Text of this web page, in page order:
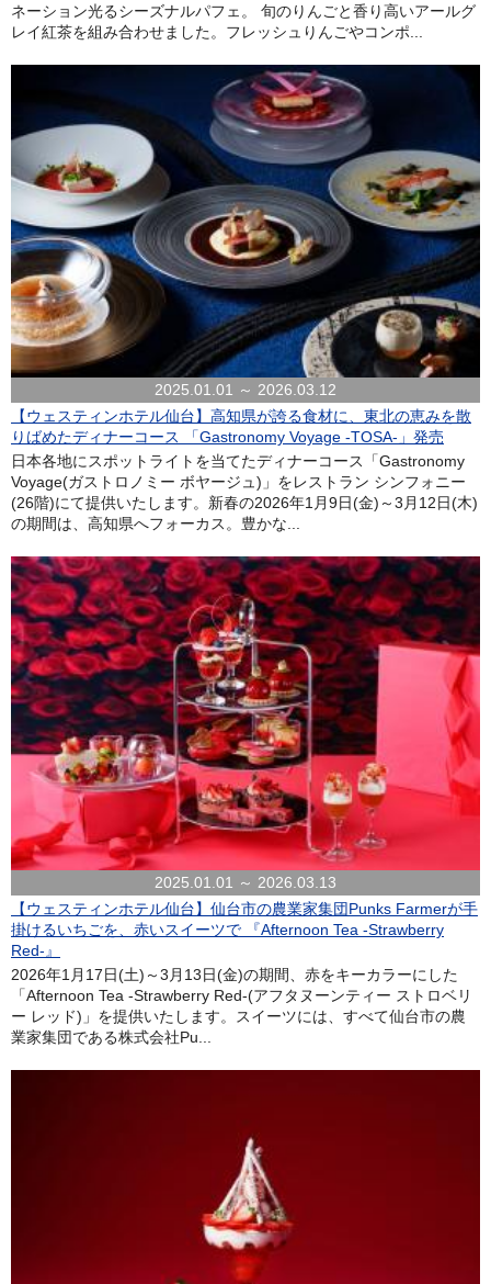
ネーション光るシーズナルパフェ。 旬のりんごと香り高いアールグ
レイ紅茶を組み合わせました。フレッシュりんごやコンポ...
2025.01.01 ～ 2026.03.12
【ウェスティンホテル仙台】高知県が誇る食材に、東北の恵みを散
りばめたディナーコース 「Gastronomy Voyage -TOSA-」発売
日本各地にスポットライトを当てたディナーコース「Gastronomy
Voyage(ガストロノミー ボヤージュ)」をレストラン シンフォニー
(26階)にて提供いたします。新春の2026年1月9日(金)～3月12日(木)
の期間は、高知県へフォーカス。豊かな...
2025.01.01 ～ 2026.03.13
【ウェスティンホテル仙台】仙台市の農業家集団Punks Farmerが手
掛けるいちごを、赤いスイーツで 『Afternoon Tea -Strawberry
Red-』
2026年1月17日(土)～3月13日(金)の期間、赤をキーカラーにした
「Afternoon Tea -Strawberry Red-(アフタヌーンティー ストロベリ
ー レッド)」を提供いたします。スイーツには、すべて仙台市の農
業家集団である株式会社Pu...